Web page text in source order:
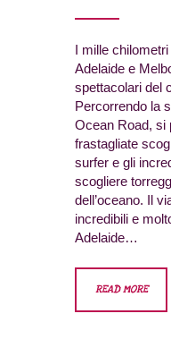
I mille
Adelaide e
spettacolari del
Percorrendo la
Ocean Road, si
frastagliate
surfer e gli
scogliere
dell’oceano. Il
incredibili e
Adelaide…
READ MORE